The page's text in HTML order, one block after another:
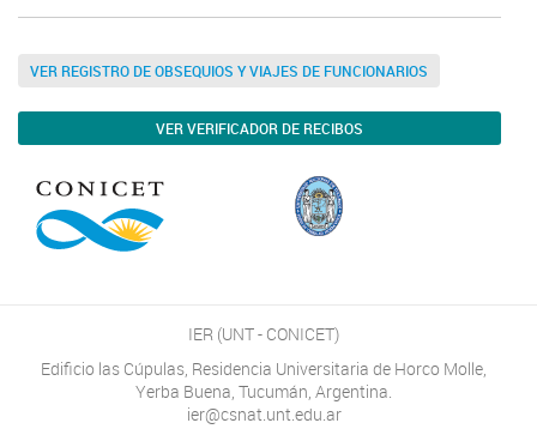
VER REGISTRO DE OBSEQUIOS Y VIAJES DE FUNCIONARIOS
VER VERIFICADOR DE RECIBOS
IER (UNT - CONICET)
Edificio las Cúpulas, Residencia Universitaria de Horco Molle,
Yerba Buena, Tucumán, Argentina.
ier@csnat.unt.edu.ar